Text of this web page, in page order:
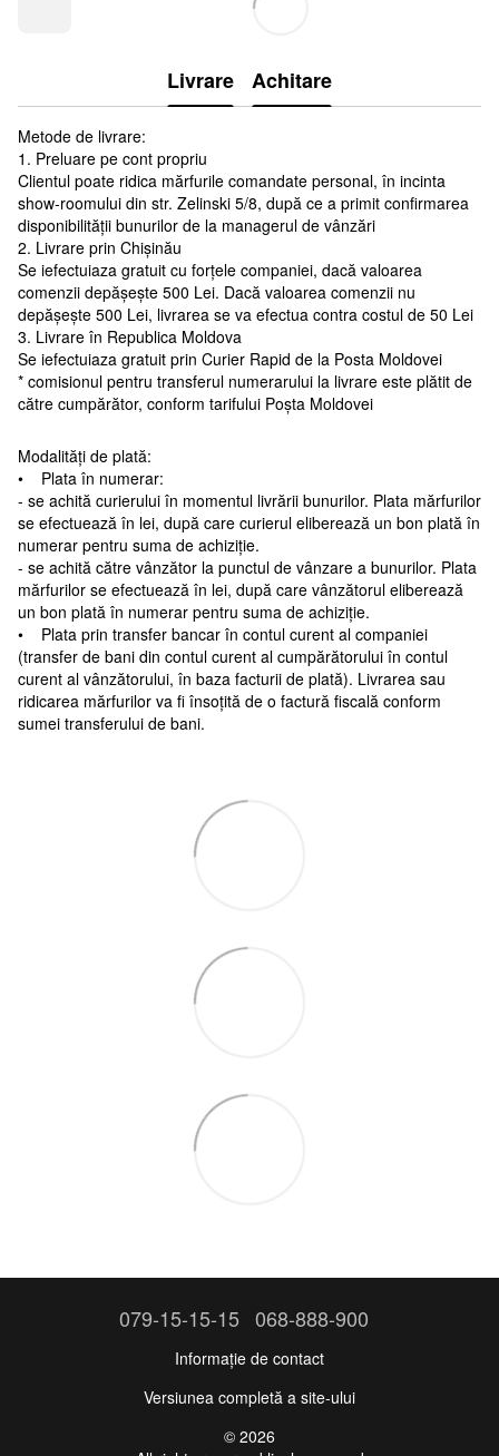
Livrare Achitare
Metode de livrare:
1. Preluare pe cont propriu
Clientul poate ridica mărfurile comandate personal, în incinta
show-roomului din str. Zelinski 5/8, după ce a primit confirmarea
disponibilității bunurilor de la managerul de vânzări
2. Livrare prin Chișinău
Se iefectuiaza gratuit cu forțele companiei, dacă valoarea
comenzii depășește 500 Lei. Dacă valoarea comenzii nu
depășește 500 Lei, livrarea se va efectua contra costul de 50 Lei
3. Livrare în Republica Moldova
Se iefectuiaza gratuit prin Curier Rapid de la Posta Moldovei
* comisionul pentru transferul numerarului la livrare este plătit de
către cumpărător, conform tarifului Poșta Moldovei
Modalități de plată:
• Plata în numerar:
- se achită curierului în momentul livrării bunurilor. Plata mărfurilor
se efectuează în lei, după care curierul eliberează un bon plată în
numerar pentru suma de achiziție.
- se achită către vânzător la punctul de vânzare a bunurilor. Plata
mărfurilor se efectuează în lei, după care vânzătorul eliberează
un bon plată în numerar pentru suma de achiziție.
• Plata prin transfer bancar în contul curent al companiei
(transfer de bani din contul curent al cumpărătorului în contul
curent al vânzătorului, în baza facturii de plată). Livrarea sau
ridicarea mărfurilor va fi însoțită de o factură fiscală conform
sumei transferului de bani.
079-15-15-15 068-888-900
Informație de contact
Versiunea completă a site-ului
© 2026